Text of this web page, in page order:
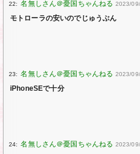
22: 2023/
モトローラの安いのでじゅうぶん
23: 2023/
iPhoneSEで十分
24: 2023/